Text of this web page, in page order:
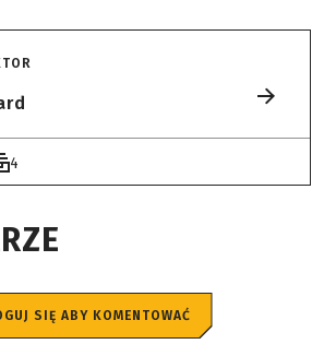
4
SIĘ ABY KOMENTOWAĆ